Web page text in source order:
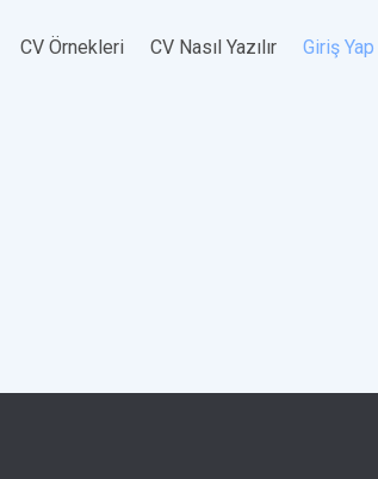
CV Örnekleri CV Nasıl Yazılır Giriş Yap